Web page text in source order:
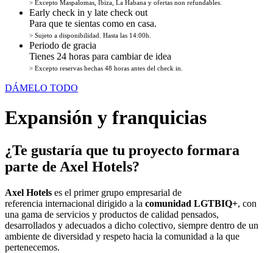
> Excepto Maspalomas, Ibiza, La Habana y ofertas non refundables.
Early check in y late check out
Para que te sientas como en casa.
> Sujeto a disponibilidad. Hasta las 14:00h.
Periodo de gracia
Tienes 24 horas para cambiar de idea
> Excepto reservas hechas 48 horas antes del check in.
DÁMELO TODO
Expansión y franquicias
¿Te gustaría que tu proyecto formara
parte de Axel Hotels?
Axel Hotels es el primer grupo empresarial de
referencia internacional dirigido a la comunidad LGTBIQ+, con
una gama de servicios y productos de calidad pensados,
desarrollados y adecuados a dicho colectivo, siempre dentro de un
ambiente de diversidad y respeto hacia la comunidad a la que
pertenecemos.